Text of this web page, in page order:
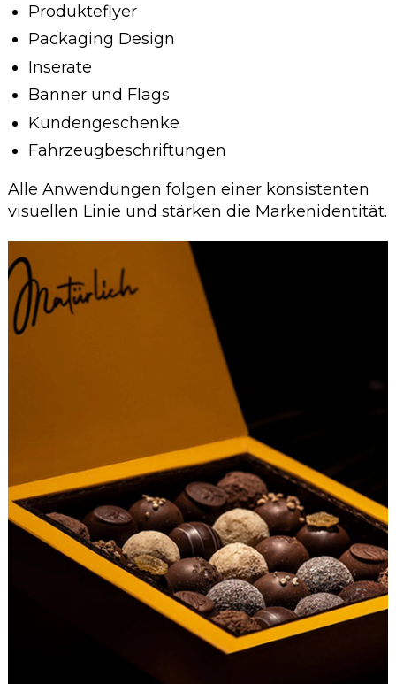
Produkteflyer
Packaging Design
Inserate
Banner und Flags
Kundengeschenke
Fahrzeugbeschriftungen
Alle Anwendungen folgen einer konsistenten
visuellen Linie und stärken die Markenidentität.